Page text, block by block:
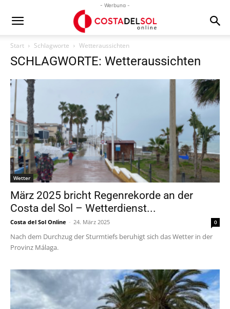
- Werbung -
Start Schlagworte Wetteraussichten
SCHLAGWORTE: Wetteraussichten
Wetter
März 2025 bricht Regenrekorde an der
Costa del Sol – Wetterdienst...
Costa del Sol Online - 24. März 2025 0
Nach dem Durchzug der Sturmtiefs beruhigt sich das Wetter in der
Provinz Málaga.